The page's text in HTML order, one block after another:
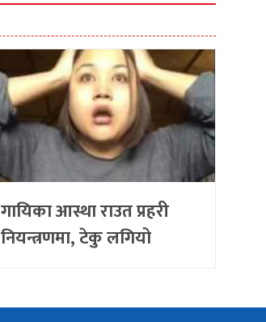
गायिका आस्था राउत प्रहरी
नियन्त्रणमा, टेकु लगियो